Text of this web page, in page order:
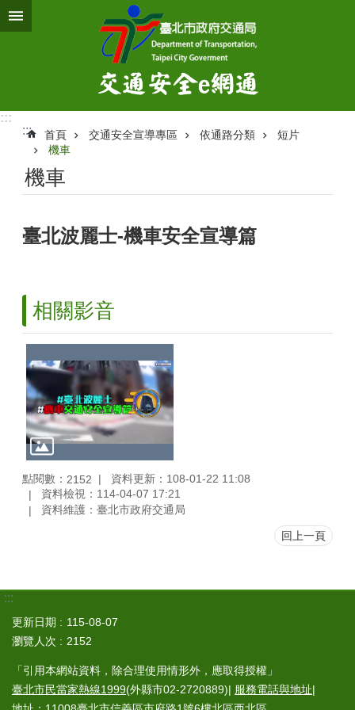
跳到主要內容區塊
:::
:::
首頁 交通安全宣導專區 依通路分類
短片
機車
機車
臺北波麗士-機車安全宣導篇
相關影音
點閱數： 2152
資料更新：108-01-22 11:08
資料檢視：114-04-07 17:21
資料維護：臺北市政府交通局
回上一頁
:::
更新日期
115-08-07
瀏覽人次
2152
「引用本網站資料，除合理使用情形外，應取得授權」
臺北市民當家熱線1999(外縣市02-2720889)| 服務電話與地址|